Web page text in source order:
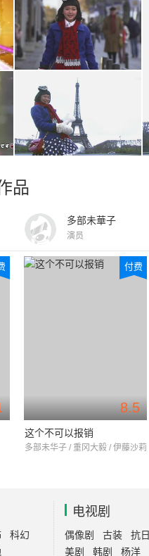
品
多部未華子
演员
8.5
付费
这个不可以报销
多部未华子 / 重冈大毅 / 伊藤沙莉
科幻
电视剧
偶像剧 古装 抗日
美剧
韩剧 杨洋